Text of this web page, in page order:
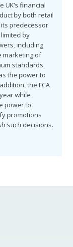
UK’s financial
by both retail
predecessor
limited by
including
marketing of
standards
the power to
the FCA
while
power to
promotions
such decisions.